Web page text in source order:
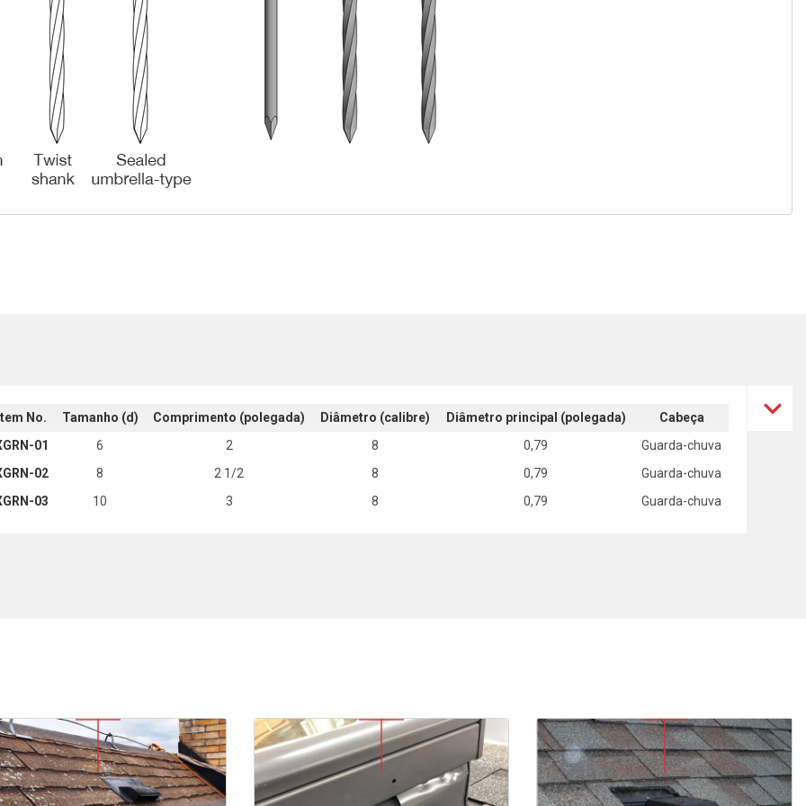
Item No. Tamanho (d) Comprimento (polegada) Diâmetro (calibre) Diâmetro principal (polegada)
Cabeça
01
6 2 8 0,79
Guarda-chuva
02
8 2 1/2 8 0,79
Guarda-chuva
03
10 3 8 0,79 Guarda-chuva